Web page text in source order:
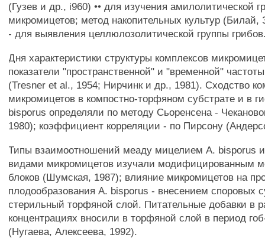
(Гузев и др., i960) •• для изучения амилолитической
микромицетов; метод накопительных культур (Билай,
- для выявления целлюлозолитической группы
Дня характеристики структуры комплексов
показатели "пространственной" и "временной"
(Tresner et al., 1954; Нирчинк и др., 1981). Сходство
микромицетов в компостно-торфяном субстрате и в
bisporus определяли по методу Сьоренсена -
1980); коэффициент корреляции - по Пирсону
Типы взаимоотношений меаду мицелием A. bisporus
видами микромицетов изучали модифицированным
блоков (Шумская, 1987); влияние микромицетов на
плодообразования A. bisporus - внесением споровых
стерильный торфяной слой. Питательные добавки в
концентрациях вносили в торфяной слой в период
(Нугаева, Алексеева, 1992).